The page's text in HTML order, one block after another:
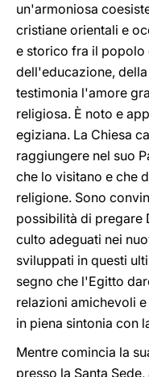
un'armoniosa
cristiane orientali e
e storico fra il popolo
dell'educazione,
testimonia l'amore
religiosa. È noto e
egiziana. La Chiesa
raggiungere nel suo
che lo visitano e che
religione. Sono
possibilità di pregare
culto adeguati nei
sviluppati in questi
segno che l'Egitto
relazioni amichevoli
in piena sintonia con
Mentre comincia la
presso la Santa